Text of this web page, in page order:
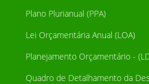
Plano Plurianual (PPA)
Lei Orçamentária Anual (LOA)
Planejamento Orçamentário -
Quadro de Detalhamento da